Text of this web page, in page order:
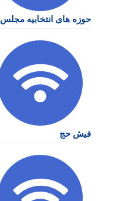
حوزه های انتخابیه مجلس
فیش حج